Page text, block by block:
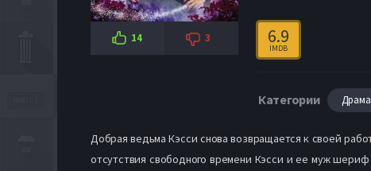
14 3 6.9
IMDB
Категории Драма
Добрая ведьма Кэсси снова возвращается к своей
отсутствия свободного времени Кэсси и ее муж